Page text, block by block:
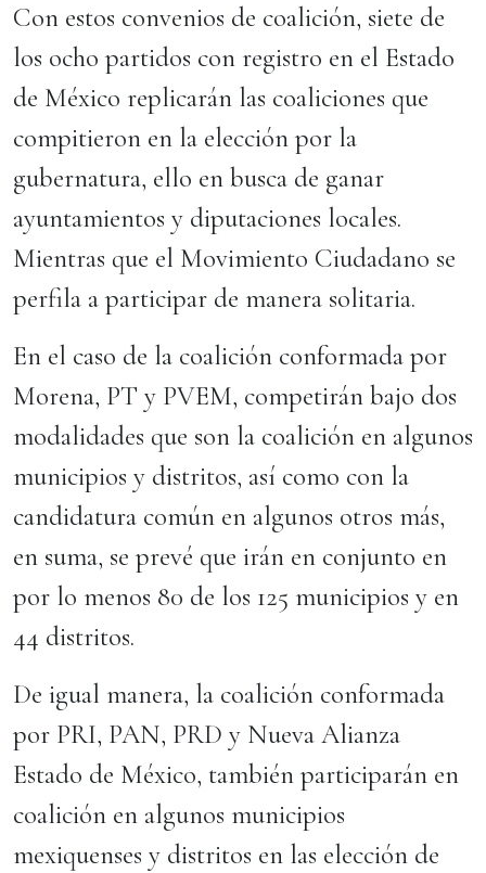
Con estos convenios de coalición, siete de
los ocho partidos con registro en el Estado
de México replicarán las coaliciones que
compitieron en la elección por la
gubernatura, ello en busca de ganar
ayuntamientos y diputaciones locales.
Mientras que el Movimiento Ciudadano se
perfila a participar de manera solitaria.
En el caso de la coalición conformada por
Morena, PT y PVEM, competirán bajo dos
modalidades que son la coalición en algunos
municipios y distritos, así como con la
candidatura común en algunos otros más,
en suma, se prevé que irán en conjunto en
por lo menos 80 de los 125 municipios y en
44 distritos.
De igual manera, la coalición conformada
por PRI, PAN, PRD y Nueva Alianza
Estado de México, también participarán en
coalición en algunos municipios
mexiquenses y distritos en las elección de